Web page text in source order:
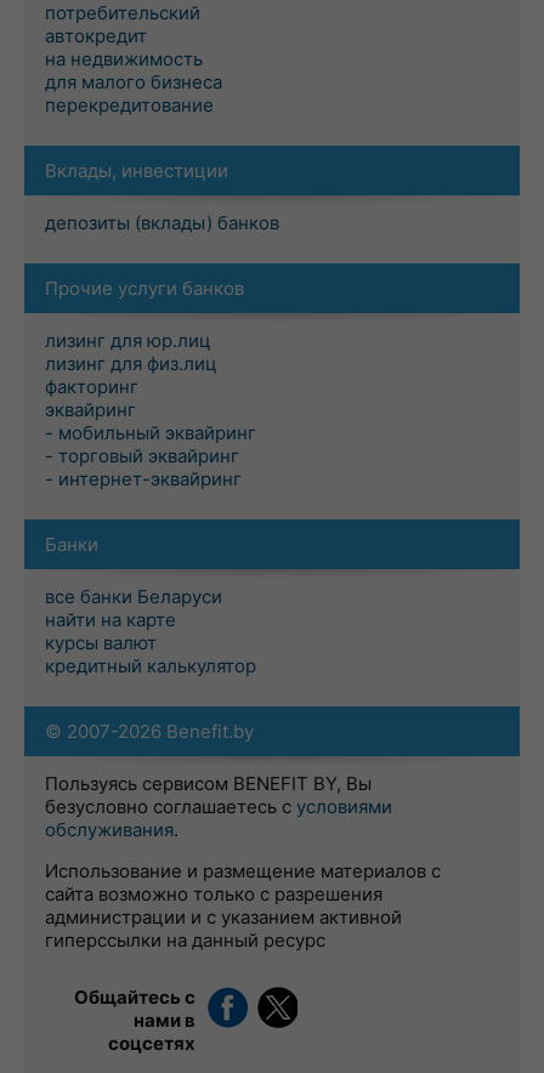
потребительский
автокредит
на недвижимость
для малого бизнеса
перекредитование
Вклады, инвестиции
депозиты (вклады) банков
Прочие услуги банков
лизинг для юр.лиц
лизинг для физ.лиц
факторинг
эквайринг
- мобильный эквайринг
- торговый эквайринг
- интернет-эквайринг
Банки
все банки Беларуси
найти на карте
курсы валют
кредитный калькулятор
© 2007-2026 Benefit.by
Пользуясь сервисом BENEFIT BY, Вы
безусловно соглашаетесь с условиями
обслуживания.
Использование и размещение материалов с
сайта возможно только с разрешения
администрации и с указанием активной
гиперссылки на данный ресурс
Общайтесь с
нами в
соцсетях